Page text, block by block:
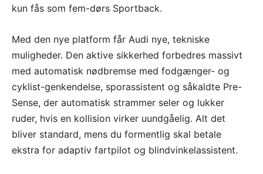
kun fås som fem-dørs Sportback.
Med den nye platform får Audi nye, tekniske
muligheder. Den aktive sikkerhed forbedres massivt
med automatisk nødbremse med fodgænger- og
cyklist-genkendelse, sporassistent og såkaldte Pre-
Sense, der automatisk strammer seler og lukker
ruder, hvis en kollision virker uundgåelig. Alt det
bliver standard, mens du formentlig skal betale
ekstra for adaptiv fartpilot og blindvinkelassistent.